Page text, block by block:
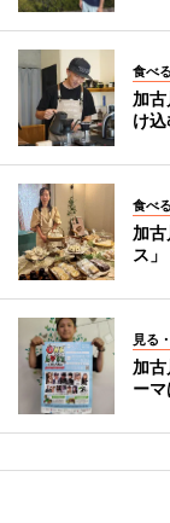
食べる
加
け
食べる
加
ス
見る
加
ー